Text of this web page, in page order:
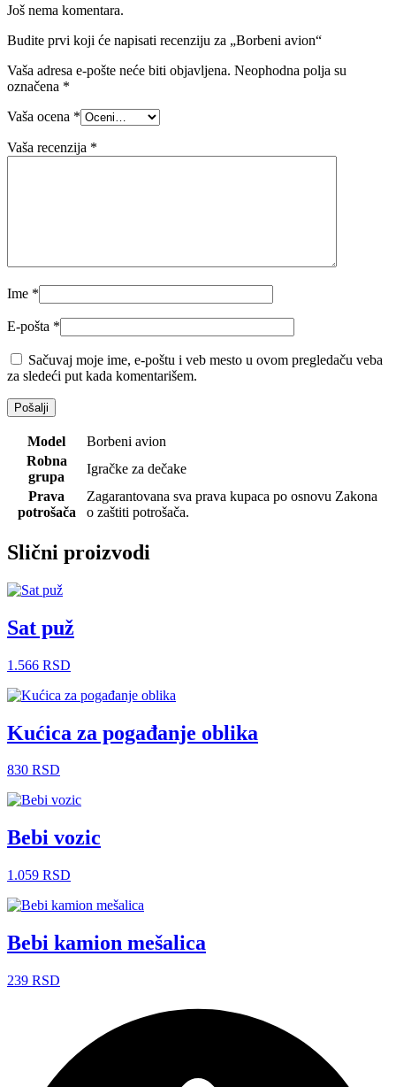
Još nema komentara.
Budite prvi koji će napisati recenziju za „Borbeni avion“
Vaša adresa e-pošte neće biti objavljena. Neophodna polja su
označena *
Vaša ocena *
Vaša recenzija *
Ime *
E-pošta *
Sačuvaj moje ime, e-poštu i veb mesto u ovom pregledaču veba
za sledeći put kada komentarišem.
Model
Borbeni avion
Robna
grupa
Igračke za dečake
Prava
potrošača
Zagarantovana sva prava kupaca po osnovu Zakona
o zaštiti potrošača.
Slični proizvodi
Sat puž
1.566 RSD
Kućica za pogađanje oblika
830 RSD
Bebi vozic
1.059 RSD
Bebi kamion mešalica
239 RSD